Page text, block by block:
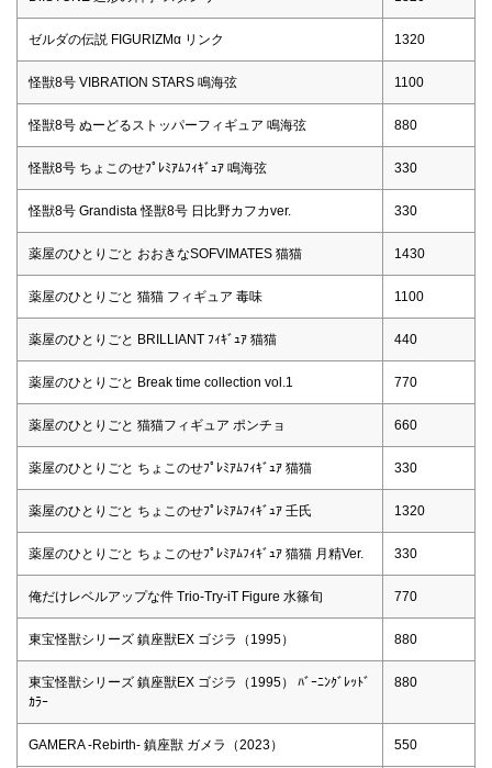
ゼルダの伝説 FIGURIZMα リンク 1320
怪獣8号 VIBRATION STARS 鳴海弦 1100
怪獣8号 ぬーどるストッパーフィギュア 鳴海弦 880
怪獣8号 ちょこのせﾌﾟﾚﾐｱﾑﾌｨｷﾞｭｱ 鳴海弦 330
怪獣8号 Grandista 怪獣8号 日比野カフカver. 330
薬屋のひとりごと おおきなSOFVIMATES 猫猫 1430
薬屋のひとりごと 猫猫 フィギュア 毒味 1100
薬屋のひとりごと BRILLIANT ﾌｨｷﾞｭｱ 猫猫 440
薬屋のひとりごと Break time collection vol.1 770
薬屋のひとりごと 猫猫フィギュア ポンチョ 660
薬屋のひとりごと ちょこのせﾌﾟﾚﾐｱﾑﾌｨｷﾞｭｱ 猫猫 330
薬屋のひとりごと ちょこのせﾌﾟﾚﾐｱﾑﾌｨｷﾞｭｱ 壬氏 1320
薬屋のひとりごと ちょこのせﾌﾟﾚﾐｱﾑﾌｨｷﾞｭｱ 猫猫 月精Ver. 330
俺だけレベルアップな件 Trio-Try-iT Figure 水篠旬 770
東宝怪獣シリーズ 鎮座獣EX ゴジラ（1995） 880
東宝怪獣シリーズ 鎮座獣EX ゴジラ（1995） ﾊﾞｰﾆﾝｸﾞﾚｯﾄﾞ
ｶﾗｰ
880
GAMERA -Rebirth- 鎮座獣 ガメラ（2023） 550